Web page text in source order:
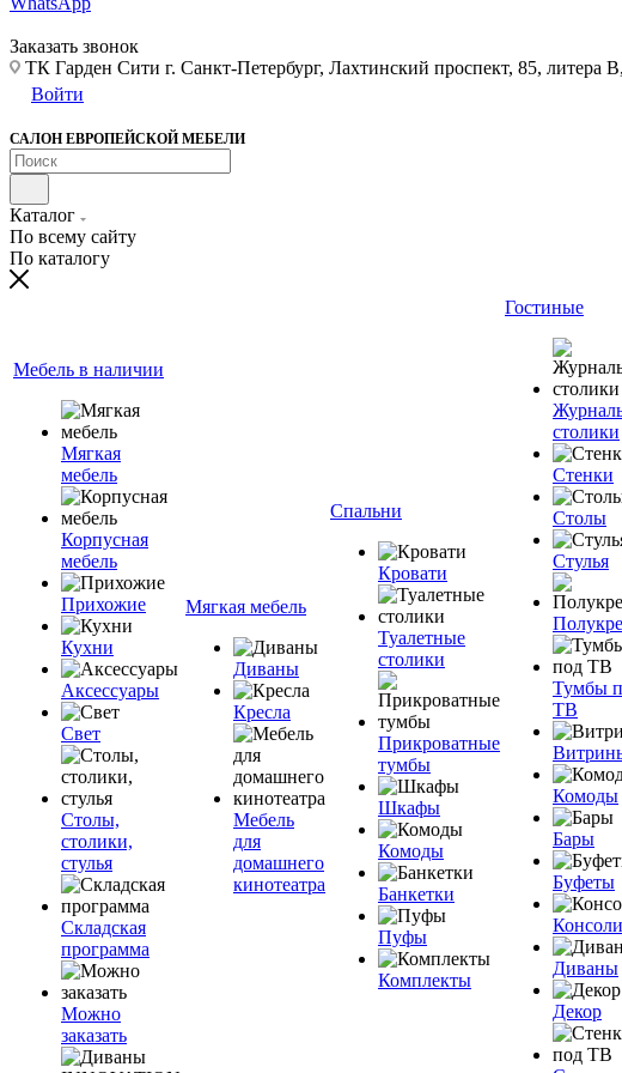
Заказать звонок
ТК Гарден Сити г. Санкт-Петербург, Лахтинский проспект, 85, литера
Войти
САЛОН ЕВРОПЕЙСКОЙ МЕБЕЛИ
Каталог
По всему сайту
По каталогу
Мебель в наличии
Мягкая
мебель
Корпусная
мебель
Прихожие
Кухни
Аксессуары
Свет
Столы,
столики,
стулья
Складская
программа
Можно
заказать
Мягкая мебель
Диваны
Кресла
Мебель
для
домашнего
кинотеатра
Спальни
Кровати
Туалетные
столики
Прикроватные
тумбы
Шкафы
Комоды
Банкетки
Пуфы
Комплекты
Гостиные
столики
Стенки
Столы
Стулья
Тумбы
ТВ
Комоды
Бары
Буфеты
Консоли
Диваны
Декор